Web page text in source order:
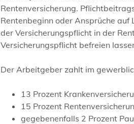
Rentenversicherung.
Rentenbeginn oder Ansprüche
der Versicherungspflicht in der
Versicherungspflicht befreien
Der Arbeitgeber zahlt im
13 Prozent
15 Prozent
gegebenenfalls 2 Prozent